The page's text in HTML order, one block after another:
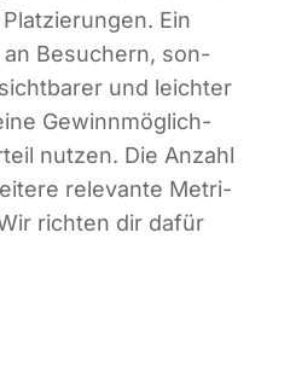
Ein
an Besu­chern, son­
und leich­ter
Gewinn­mög­lich­
nut­zen. Die Anzahl
rele­van­te Metri­
rich­ten dir dafür